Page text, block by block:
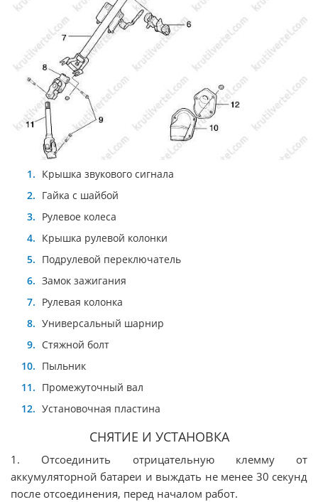
Крышка звукового сигнала
Гайка с шайбой
Рулевое колеса
Крышка рулевой колонки
Подрулевой переключатель
Замок зажигания
Рулевая колонка
Универсальный шарнир
Стяжной болт
Пыльник
Промежуточный вал
Установочная пластина
СНЯТИЕ И УСТАНОВКА
1. Отсоединить отрицательную клемму от
аккумуляторной батареи и выждать не менее 30 секунд
после отсоединения, перед началом работ.